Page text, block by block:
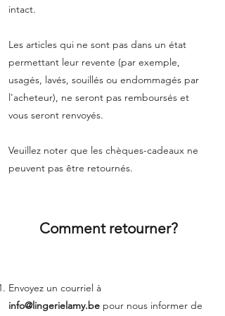
intact.
Les articles qui ne sont pas dans un état
permettant leur revente (par exemple,
usagés, lavés, souillés ou endommagés par
l'acheteur), ne seront pas remboursés et
vous seront renvoyés.
Veuillez noter que les chèques-cadeaux ne
peuvent pas être retournés.
Comment retourner?
Envoyez un courriel à
info@lingerielamy.be pour nous informer de